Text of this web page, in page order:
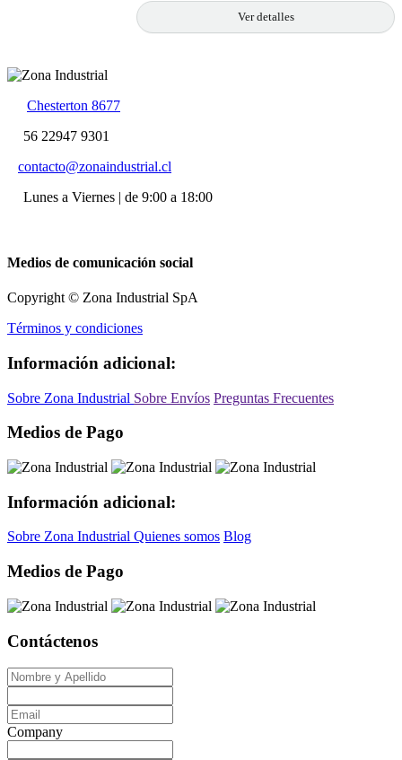
Ver detalles
Chesterton 8677
56 22947 9301
contacto@zonaindustrial.cl
Lunes a Viernes | de 9:00 a 18:00
Medios de comunicación social
Copyright © Zona Industrial SpA
Términos y condiciones
Información adicional:
Sobre Zona Industrial Sobre Envíos Preguntas Frecuentes
Medios de Pago
Información adicional:
Sobre Zona Industrial Quienes somos Blog
Medios de Pago
Contáctenos
Company